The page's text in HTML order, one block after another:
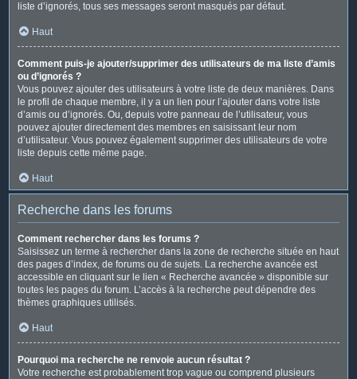
liste d’ignorés, tous ses messages seront masqués par défaut.
Haut
Comment puis-je ajouter/supprimer des utilisateurs de ma liste d’amis
ou d’ignorés ?
Vous pouvez ajouter des utilisateurs à votre liste de deux manières. Dans
le profil de chaque membre, il y a un lien pour l’ajouter dans votre liste
d’amis ou d’ignorés. Ou, depuis votre panneau de l’utilisateur, vous
pouvez ajouter directement des membres en saisissant leur nom
d’utilisateur. Vous pouvez également supprimer des utilisateurs de votre
liste depuis cette même page.
Haut
Recherche dans les forums
Comment rechercher dans les forums ?
Saisissez un terme à rechercher dans la zone de recherche située en haut
des pages d’index, de forums ou de sujets. La recherche avancée est
accessible en cliquant sur le lien « Recherche avancée » disponible sur
toutes les pages du forum. L’accès à la recherche peut dépendre des
thèmes graphiques utilisés.
Haut
Pourquoi ma recherche ne renvoie aucun résultat ?
Votre recherche est probablement trop vague ou comprend plusieurs